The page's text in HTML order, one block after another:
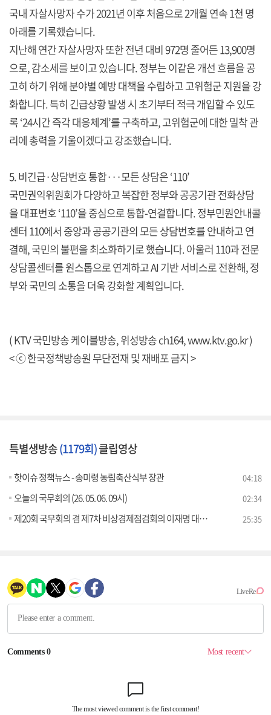
국내 자살사망자 수가 2021년 이후 처음으로 2개월 연속 1천 명
아래를 기록했습니다.
지난해 연간 자살사망자 또한 전년 대비 972명 줄어든 13,900명
으로, 감소세를 보이고 있습니다. 정부는 이같은 개선 흐름을 공
고히 하기 위해 분야별 예방 대책을 수립하고 고위험군 지원을 강
화합니다. 특히 긴급상황 발생 시 초기부터 적극 개입할 수 있도
록 ‘24시간 즉각 대응체계’를 구축하고, 고위험군에 대한 밀착 관
리에 총력을 기울이겠다고 강조했습니다.
5. 비긴급·상담번호 통합···모든 상담은 ‘110’
국민권익위원회가 다양하고 복잡한 정부와 공공기관 전화상담
을 대표번호 ‘110’을 중심으로 통합-연결합니다. 정부민원안내콜
센터 110에서 중앙과 공공기관의 모든 상담번호를 안내하고 연
결해, 국민의 불편을 최소화하기로 했습니다. 아울러 110과 전문
상담콜센터를 원스톱으로 연계하고 AI 기반 서비스로 전환해, 정
부와 국민의 소통을 더욱 강화할 계획입니다.
( KTV 국민방송 케이블방송, 위성방송 ch164,www.ktv.go.kr)
< ⓒ 한국정책방송원 무단전재 및 재배포 금지 >
특별생방송(1179회)클립영상
핫이슈 정책뉴스 - 송미령 농림축산식부 장관 04:18
오늘의 국무회의 (26. 05. 06. 09시) 02:34
제20회 국무회의 겸 제7차 비상경제점검회의 이재명 대통령 모두발언 25:35